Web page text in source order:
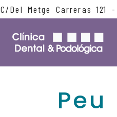
C/Del Metge Carreras 121 -